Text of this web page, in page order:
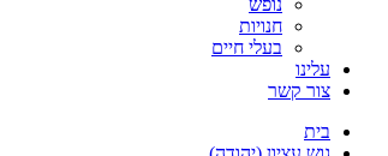
נופש
חנויות
בעלי חיים
עלינו
צור קשר
בית